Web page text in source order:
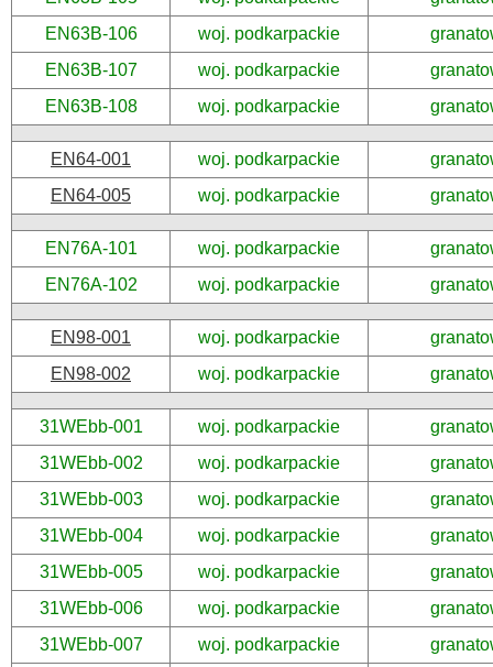
EN63B-106
woj. podkarpackie
EN63B-107
woj. podkarpackie
EN63B-108
woj. podkarpackie
EN64-001 woj. podkarpackie
EN64-005
woj. podkarpackie
EN76A-101 woj. podkarpackie
EN76A-102
woj. podkarpackie
EN98-001 woj. podkarpackie
EN98-002
woj. podkarpackie
31WEbb-001 woj. podkarpackie
31WEbb-002
woj. podkarpackie
31WEbb-003
woj. podkarpackie
31WEbb-004
woj. podkarpackie
31WEbb-005
woj. podkarpackie
31WEbb-006
woj. podkarpackie
31WEbb-007
woj. podkarpackie